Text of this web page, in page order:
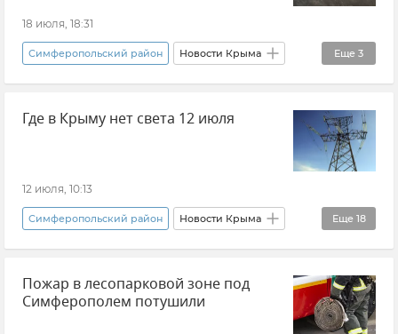
18 июля, 18:31
Еще 3
Симферопольский район Новости Крыма
Трасса Таврида
ГУ МЧС РФ по Республике Крым
Где в Крыму нет света 12 июля
12 июля, 10:13
Еще 18
Симферопольский район Новости Крыма
Джанкой Красноперекопск Армянск
Джанкойский район
Пожар в лесопарковой зоне под
Симферополем потушили